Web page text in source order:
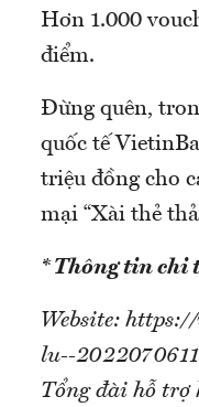
Hơn 1.000
điểm.
Đừng quên,
quốc tế
triệu đồng cho
mại “Xài thẻ
* Thông tin chi
Website:
lu--
Tổng đài hỗ trợ